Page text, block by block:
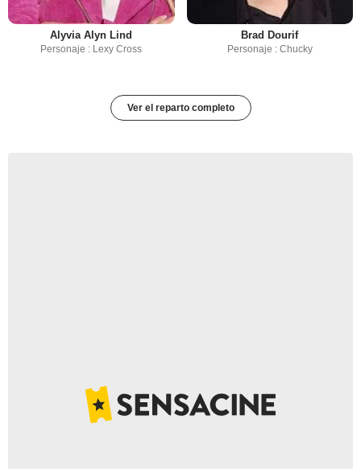
Alyvia Alyn Lind
Personaje : Lexy Cross
Brad Dourif
Personaje : Chucky
Ver el reparto completo